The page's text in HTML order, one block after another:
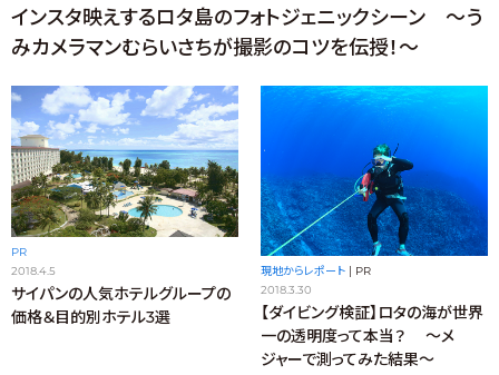
インスタ映えするロタ島のフォトジェニックシーン ～う
みカメラマンむらいさちが撮影のコツを伝授！～
PR
2018.4.5
サイパンの人気ホテルグループの
価格＆目的別ホテル3選
現地からレポート | PR
2018.3.30
【ダイビング検証】ロタの海が世界
一の透明度って本当？ ～メ
ジャーで測ってみた結果～